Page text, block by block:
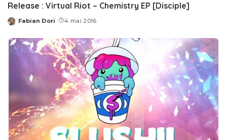
Release : Virtual Riot – Chemistry EP [Disciple]
Posted
Fabian Dori 4 mai 2016